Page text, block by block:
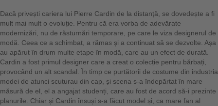
Dacă privești cariera lui Pierre Cardin de la distanță, se dovedește a fi
mult mai mult o evoluție. Pentru că era vorba de adevărate
modernizări, nu de răsturnări temporare, pe care le viza designerul de
modă. Ceea ce a schimbat, a rămas și a continuat să se dezvolte. Așa
au apărut în drum multe etape în modă, care au un efect de durată.
Cardin a fost primul designer care a creat o colecție pentru bărbați,
provocând un alt scandal. În timp ce purtătorii de costume din industria
modei de atunci scuturau din cap, și scena s-a îndepărtat în mare
măsură de el, el a angajat studenți, care au fost de acord să-i prezinte
planurile. Chiar și Cardin însuși s-a făcut model și, ca mare fan al